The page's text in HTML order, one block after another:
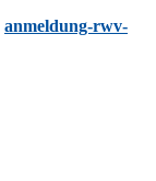
anmeldung-rwv-